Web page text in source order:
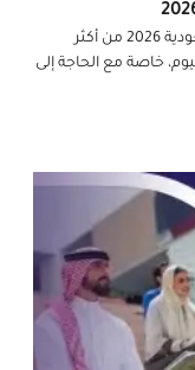
مقدمة يُعد ماجستير عن بعد معتمد في السعودية 2026 من أكثر
خاصة مع الحاجة إلى